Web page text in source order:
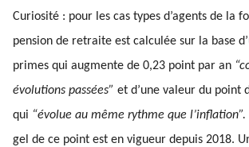
Curiosité : pour les cas types d’agents de la
pension de retraite est calculée sur la base
primes qui augmente de 0,23 point par an
évolutions passées” et d’une valeur du point
qui “évolue au même rythme que l’inflation”.
gel de ce point est en vigueur depuis 2018.